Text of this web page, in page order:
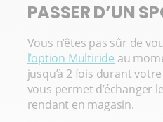
PASSER D’UN
Vous n’êtes pas sûr de
l’option Multiride au
jusqu’à 2 fois durant
vous permet d’échanger
rendant en magasin.